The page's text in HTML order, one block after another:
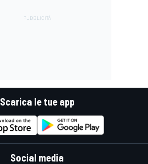
Scarica le tue app
Social media